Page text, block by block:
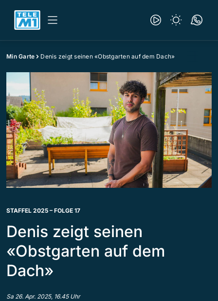
Min Garte Denis zeigt seinen «Obstgarten auf dem Dach»
STAFFEL 2025 – FOLGE 17
Denis zeigt seinen
«Obstgarten auf dem
Dach»
Sa 26. Apr. 2025, 16.45 Uhr